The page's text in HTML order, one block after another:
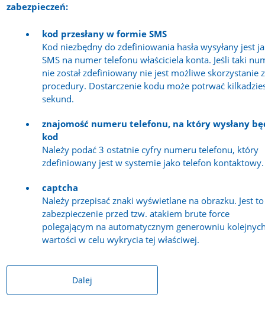
zabezpieczeń:
kod przesłany w formie SMS
Kod niezbędny do zdefiniowania hasła wysyłany jest
SMS na numer telefonu właściciela konta. Jeśli taki
nie został zdefiniowany nie jest możliwe skorzystanie
procedury. Dostarczenie kodu może potrwać
sekund.
znajomość numeru telefonu, na który wysłany
kod
Należy podać 3 ostatnie cyfry numeru telefonu, który
zdefiniowany jest w systemie jako telefon kontaktowy.
captcha
Należy przepisać znaki wyświetlane na obrazku. Jest to
zabezpieczenie przed tzw. atakiem brute force
polegającym na automatycznym generowniu
wartości w celu wykrycia tej właściwej.
Dalej